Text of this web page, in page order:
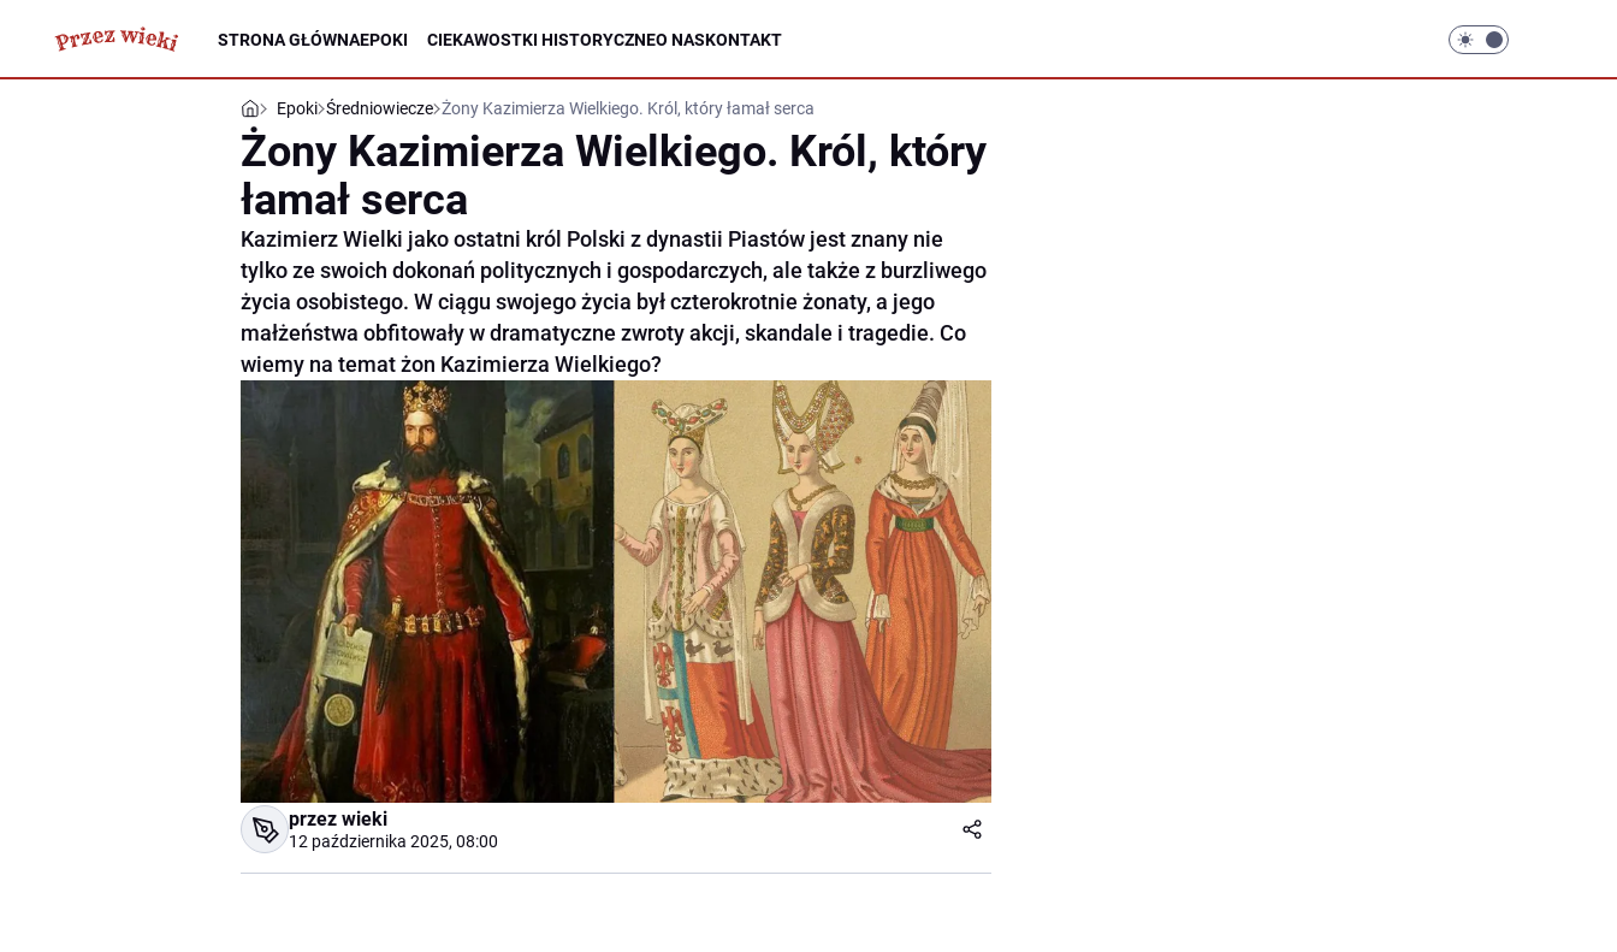
STRONA GŁÓWNAEPOKI CIEKAWOSTKI HISTORYCZNEO NASKONTAKT
Epoki Średniowiecze Żony Kazimierza Wielkiego. Król, który łamał serca
Żony Kazimierza Wielkiego. Król, który
łamał serca
Kazimierz Wielki jako ostatni król Polski z dynastii Piastów jest znany nie
tylko ze swoich dokonań politycznych i gospodarczych, ale także z burzliwego
życia osobistego. W ciągu swojego życia był czterokrotnie żonaty, a jego
małżeństwa obfitowały w dramatyczne zwroty akcji, skandale i tragedie. Co
wiemy na temat żon Kazimierza Wielkiego?
przez wieki
12 października 2025, 08:00